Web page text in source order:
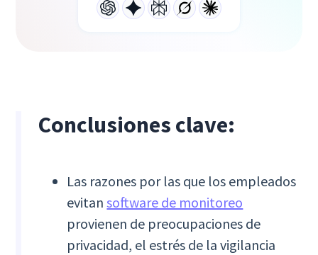
Conclusiones clave:
Las razones por las que los empleados
evitansoftware de monitoreo
provienen de preocupaciones de
privacidad, el estrés de la vigilancia